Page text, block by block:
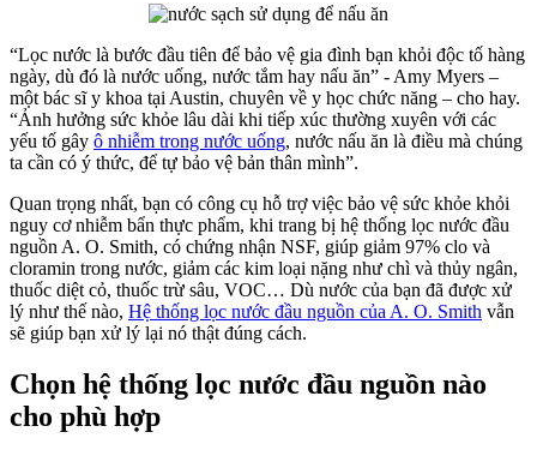
“Lọc nước là bước đầu tiên để bảo vệ gia đình bạn khỏi độc tố hàng
ngày, dù đó là nước uống, nước tắm hay nấu ăn” - Amy Myers –
một bác sĩ y khoa tại Austin, chuyên về y học chức năng – cho hay.
“Ảnh hưởng sức khỏe lâu dài khi tiếp xúc thường xuyên với các
yếu tố gây ô nhiễm trong nước uống, nước nấu ăn là điều mà chúng
ta cần có ý thức, để tự bảo vệ bản thân mình”.
Quan trọng nhất, bạn có công cụ hỗ trợ việc bảo vệ sức khỏe khỏi
nguy cơ nhiễm bẩn thực phẩm, khi trang bị hệ thống lọc nước đầu
nguồn A. O. Smith, có chứng nhận NSF, giúp giảm 97% clo và
cloramin trong nước, giảm các kim loại nặng như chì và thủy ngân,
thuốc diệt cỏ, thuốc trừ sâu, VOC… Dù nước của bạn đã được xử
lý như thế nào, Hệ thống lọc nước đầu nguồn của A. O. Smith vẫn
sẽ giúp bạn xử lý lại nó thật đúng cách.
Chọn hệ thống lọc nước đầu nguồn nào
cho phù hợp